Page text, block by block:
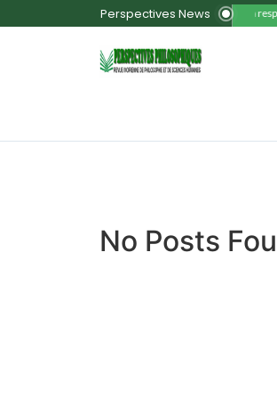
Perspectives News 11. La
No Posts